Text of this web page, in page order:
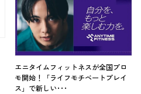
エニタイムフィットネスが全国プロ
モ開始！「ライフモチベートプレイ
ス」で新しい･･･